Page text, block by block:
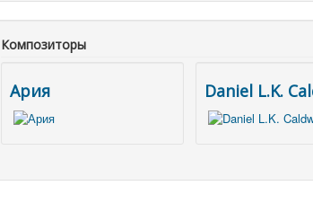
Композиторы
Ария Daniel L.K.